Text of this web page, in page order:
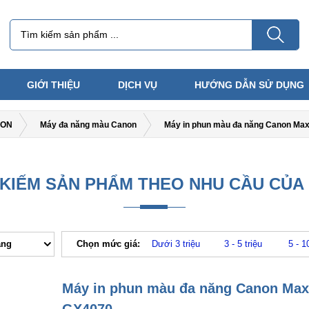
GIỚI THIỆU DỊCH VỤ HƯỚNG DẪN SỬ DỤNG
Máy đa năng màu Canon Máy in phun màu đa năng Canon
SẢN PHẨM THEO NHU CẦU CỦA
Chọn mức giá: Dưới 3 triệu 3 - 5 triệu 5 -
Máy in phun màu đa năng Canon